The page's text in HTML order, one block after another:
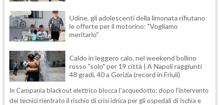
Udine, gli adolescenti della limonata rifiutano
le offerte per il motorino: "Vogliamo
meritarlo"
Caldo in leggero calo, nel weekend bollino
rosso "solo" per 19 città | A Napoli raggiunti
48 gradi, 40 a Gorizia (record in Friuli)
In Campania blackout elettrico blocca l'acquedotto: dopo l'intervento
dei tecnici rientrato il rischio di crisi idrica per gli ospedali di Ischia e